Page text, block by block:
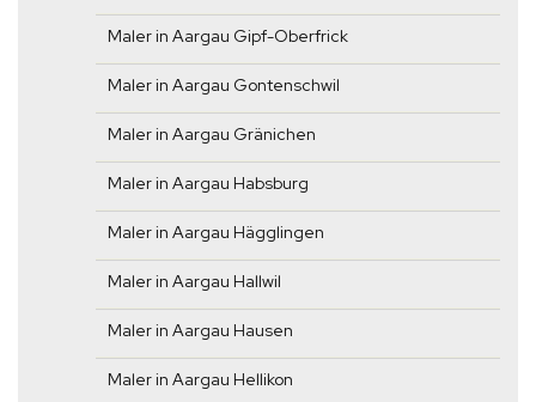
Maler in Aargau Gipf-Oberfrick
Maler in Aargau Gontenschwil
Maler in Aargau Gränichen
Maler in Aargau Habsburg
Maler in Aargau Hägglingen
Maler in Aargau Hallwil
Maler in Aargau Hausen
Maler in Aargau Hellikon